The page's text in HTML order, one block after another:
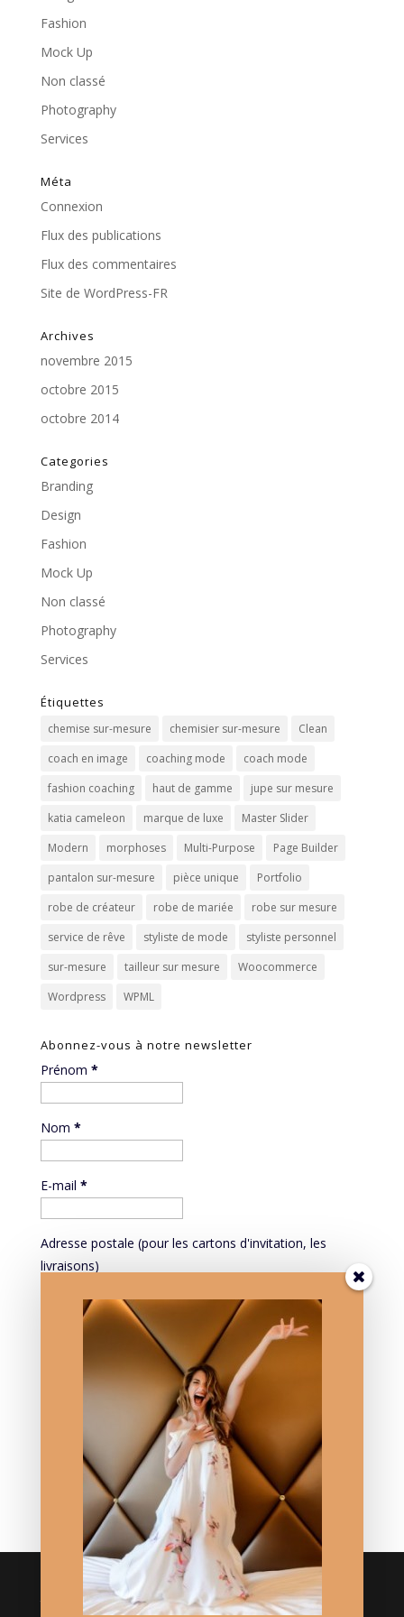
Fashion
Mock Up
Non classé
Photography
Services
Méta
Connexion
Flux des publications
Flux des commentaires
Site de WordPress-FR
Archives
novembre 2015
octobre 2015
octobre 2014
Categories
Branding
Design
Fashion
Mock Up
Non classé
Photography
Services
Étiquettes
chemise sur-mesure chemisier sur-mesure
Clean
coach en image
coaching mode
coach mode
fashion coaching
haut de gamme
jupe sur mesure
katia cameleon
marque de luxe
Master Slider
Modern
morphoses Multi-Purpose
Page Builder
pantalon sur-mesure
pièce unique
Portfolio
robe de créateur
robe de mariée
robe sur mesure
service de rêve
styliste de mode
styliste personnel
sur-mesure
tailleur sur mesure
Woocommerce
Wordpress
WPML
Abonnez-vous à notre newsletter
Prénom *
Nom *
E-mail *
Adresse postale (pour les cartons d'invitation, les
livraisons)
Mieux vous connaître pour mieux vous servir:
Mieux vous connaître pour mieux vous servir: DATE DE
Crédits